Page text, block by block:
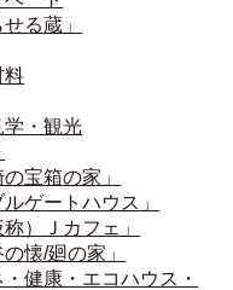
せる蔵」
料
学・観光
の宝箱の家」
ルゲートハウス」
称）Ｊカフェ」
の懐/廻の家」
健康・エコハウス・